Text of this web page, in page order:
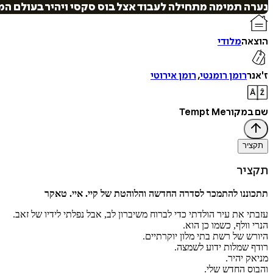
נערה תמימה מתחילה לעבוד אצל בוס סקסי ויהיר בעולם
הוצאהמלודי
ז'אנררומן רומנטי,רומן אירוטי
שם במקורTempt Me
תקציר
תקציר
תתכוננו להתמכר לסדרה החדשה והלוהטת של קיי. איי. טאקר
עזבתי את עיר הולדתי כדי לברוח משיברון לב, אבל נפלתי לידיו של זאב.
הנרי וולף, כשמו כן הוא.
היורש של רשת בתי מלון יוקרתיים.
רודף שמלות ידוע לשמצה.
מניאק יהיר.
והבוס החדש שלי.